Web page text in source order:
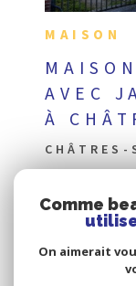
MAISON
AVEC
À
Comme
On aimerait